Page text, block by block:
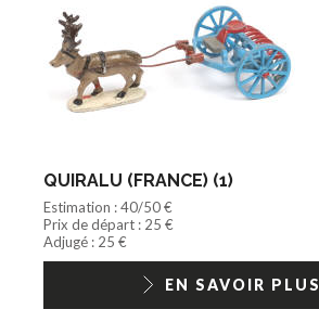
QUIRALU (FRANCE) (1)
Estimation : 40/50 €
Prix de départ : 25 €
Adjugé : 25 €
EN SAVOIR PLUS